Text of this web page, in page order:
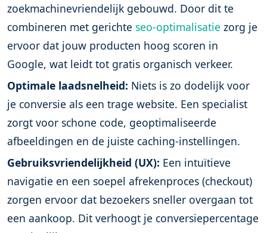
zoekmachinevriendelijk gebouwd. Door dit te
combineren met gerichte seo-optimalisatie zorg je
ervoor dat jouw producten hoog scoren in
Google, wat leidt tot gratis organisch verkeer.
Optimale laadsnelheid: Niets is zo dodelijk voor
je conversie als een trage website. Een specialist
zorgt voor schone code, geoptimaliseerde
afbeeldingen en de juiste caching-instellingen.
Gebruiksvriendelijkheid (UX): Een intuïtieve
navigatie en een soepel afrekenproces (checkout)
zorgen ervoor dat bezoekers sneller overgaan tot
een aankoop. Dit verhoogt je conversiepercentage